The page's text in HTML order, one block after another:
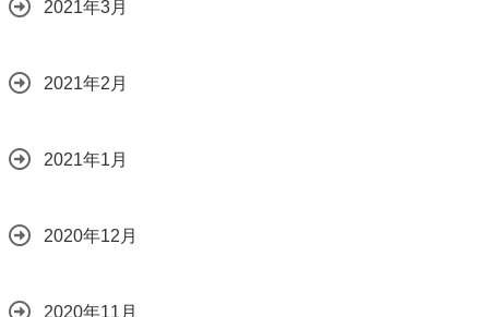
2021年3月
2021年2月
2021年1月
2020年12月
2020年11月